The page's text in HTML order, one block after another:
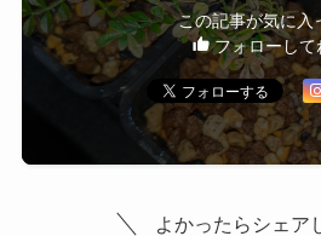
この記事が気に入
フォローして
よかったらシェア